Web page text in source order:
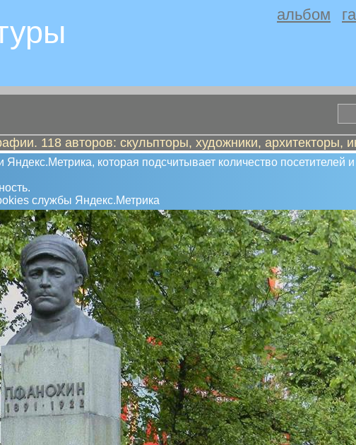
альбом
118 авторов: скульпторы, художники, архитекторы,
которая подсчитывает количество посетителей
службы Яндекс.Метрика